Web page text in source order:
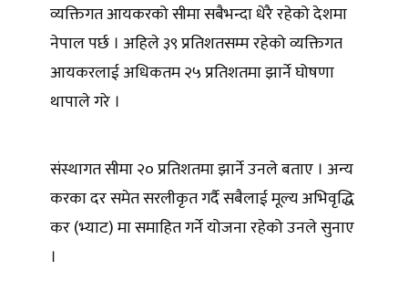
व्यक्तिगत आयकरको सीमा सबैभन्दा धेरै रहेको देशमा
नेपाल पर्छ । अहिले ३९ प्रतिशतसम्म रहेको व्यक्तिगत
आयकरलाई अधिकतम २५ प्रतिशतमा झार्ने घोषणा
थापाले गरे ।
संस्थागत सीमा २० प्रतिशतमा झार्ने उनले बताए । अन्य
करका दर समेत सरलीकृत गर्दै सबैलाई मूल्य अभिवृद्धि
कर (भ्याट) मा समाहित गर्ने योजना रहेको उनले सुनाए
।